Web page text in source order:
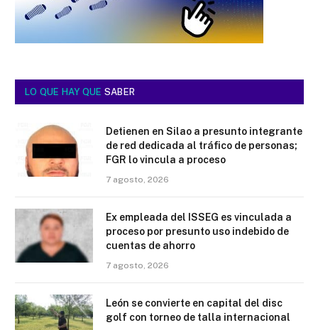
LO QUE HAY QUE SABER
Detienen en Silao a presunto integrante
de red dedicada al tráfico de personas;
FGR lo vincula a proceso
7 agosto, 2026
Ex empleada del ISSEG es vinculada a
proceso por presunto uso indebido de
cuentas de ahorro
7 agosto, 2026
León se convierte en capital del disc
golf con torneo de talla internacional